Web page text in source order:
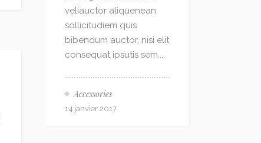
veliauctor aliquenean
sollicitudiem quis
bibendum auctor, nisi elit
consequat ipsutis sem...
Accessories
14 janvier 2017